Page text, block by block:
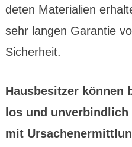
deten Materia­lien
sehr langen Garantie
Sicher­heit.
Hausbe­sitzer
los und unver­bind­lich
mit